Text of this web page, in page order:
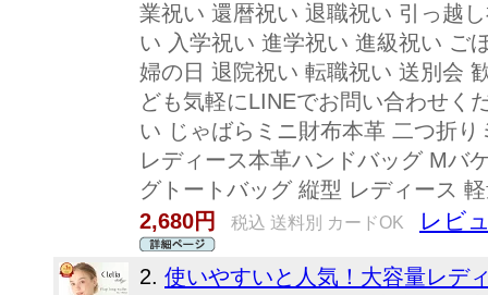
業祝い 還暦祝い 退職祝い 引っ越
い 入学祝い 進学祝い 進級祝い ご
婦の日 退院祝い 転職祝い 送別会
ども気軽にLINEでお問い合わせ
い じゃばらミニ財布本革 二つ折
レディース本革ハンドバッグ Mバ
グトートバッグ 縦型 レディース
2,680円
税込 送料別 カードOK レビ
2. 使いやすいと人気！大容量レデ